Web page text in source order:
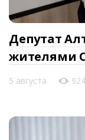
Депутат
жителями
5 августа